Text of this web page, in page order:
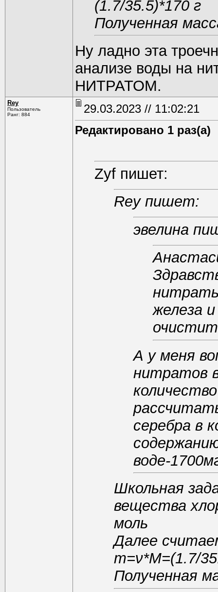
(1.7/35.5)*170 г
Полученная
Ну ладно эта
анализе воды на
НИТРАТОМ.
Rey
Пользователь
Ранг: 884
29.03.2023 // 11:02:21
Редактировано 1 раз(а)
Zyf пишет:
Rey пишет:
эвелина
железа
А у меня
нитратов
серебра в
воде-
Школьная
вещества
моль
Далее
m=ν*M=(1.7/
Полученная